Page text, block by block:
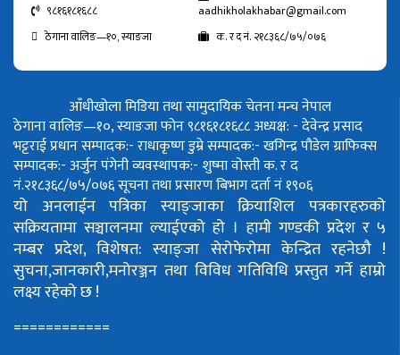
९८१६१८१६८८
aadhikholakhabar@gmail.com
ठेगाना वालिङ—१०, स्याङजा
क. र द नं. २१८३६८/७५/०७६
आँधीखोला मिडिया तथा सामुदायिक चेतना मन्च नेपाल
ठेगाना वालिङ—१०, स्याङजा फोन ९८१६१८१६८८अध्यक्ष: - देवेन्द्र प्रसाद
भट्टराईप्रधान सम्पादक:- राधाकृष्ण डुम्रेसम्पादक:- खगिन्द्र पौडेलग्राफिक्स
सम्पादक:- अर्जुन पंगेनीव्यवस्थापक:- शुष्मा वोस्तीक. र द
नं.२१८३६८/७५/०७६सूचना तथा प्रसारण बिभाग दर्ता नं १९०६
यो अनलाईन पत्रिका स्याङ्जाका क्रियाशिल पत्रकारहरुको
सक्रियतामा सञ्चालनमा ल्याईएको हो । हामी गण्डकी प्रदेश र ५
नम्बर प्रदेश, विशेषत: स्याङ्जा सेरोफेरोमा केन्द्रित रहनेछौ !
सुचना,जानकारी,मनोरञ्जन तथा विविध गतिविधि प्रस्तुत गर्ने हाम्रो
लक्ष्य रहेको छ !
============